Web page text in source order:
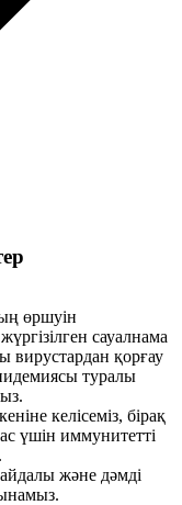
өршуін
сауалнама
вирустардан қорғау
туралы
келісеміз, бірақ
үшін иммунитетті
және дәмді